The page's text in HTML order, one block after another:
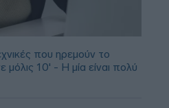
που ηρεμούν το
10' - Η μία είναι πολύ